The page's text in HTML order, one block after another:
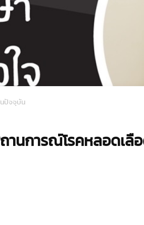
ปัจจุบัน
นการณ์โรคหลอดเลื